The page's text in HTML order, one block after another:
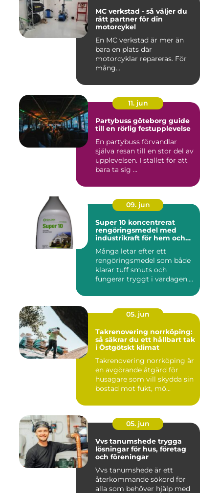
MC verkstad - så väljer du
rätt partner för din
motorcykel
En MC verkstad är mer än
bara en plats där
motorcyklar repareras. För
mång...
11. jun
Partybuss göteborg guide
till en rörlig festupplevelse
En partybuss förvandlar
själva resan till en stor del av
upplevelsen. I stället för att
bara ta sig ...
09. jun
Super 10 koncentrerat
rengöringsmedel med
industrikraft för hem och
Många letar efter ett
rengöringsmedel som både
klarar tuff smuts och
fungerar tryggt i vardagen.
05. jun
Takrenovering norrköping:
så säkrar du ett hållbart tak
i Östgötskt klimat
Takrenovering norrköping är
en avgörande åtgärd för
husägare som vill skydda sin
bostad mot fukt, mö...
05. jun
Vvs tanumshede trygga
lösningar för hus, företag
och föreningar
Vvs tanumshede är ett
återkommande sökord för
alla som behöver hjälp med